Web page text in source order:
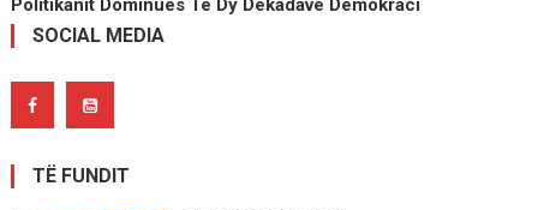
Politikanit Dominues Të Dy Dekadave Demokraci
SOCIAL MEDIA
TË FUNDIT